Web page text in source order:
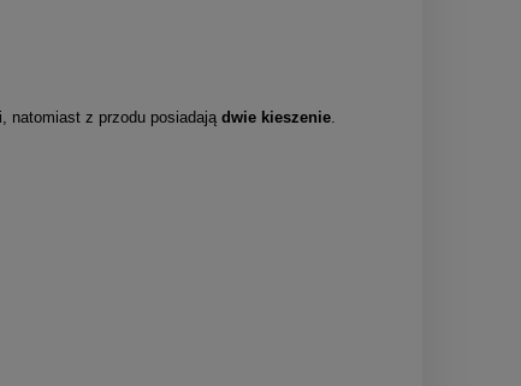
natomiast z przodu posiadają dwie kieszenie.